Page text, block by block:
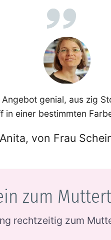
genial, aus zig
in einer bestimmten
Anita, von Frau
zum
rechtzeitig zum